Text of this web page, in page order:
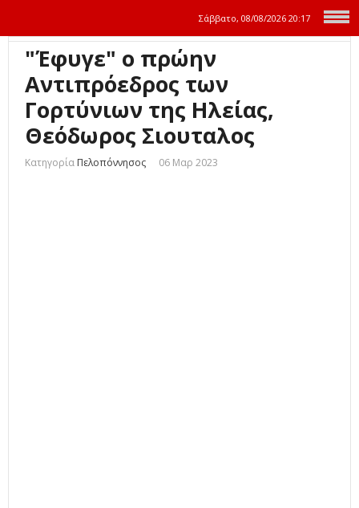
Σάββατο, 08/08/2026 20:17
"Έφυγε" ο πρώην
Αντιπρόεδρος των
Γορτύνιων της Ηλείας,
Θεόδωρος Σιουταλος
Κατηγορία Πελοπόννησος 06 Μαρ 2023